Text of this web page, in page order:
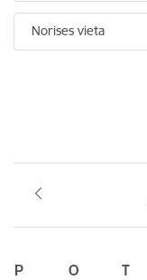
Norises vieta
P O T